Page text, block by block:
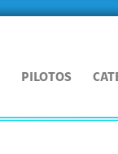
PILOTOS